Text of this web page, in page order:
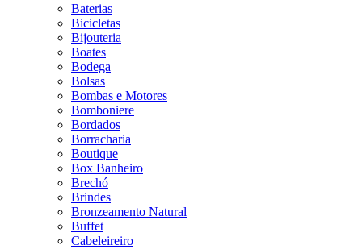
Baterias
Bicicletas
Bijouteria
Boates
Bodega
Bolsas
Bombas e Motores
Bomboniere
Bordados
Borracharia
Boutique
Box Banheiro
Brechó
Brindes
Bronzeamento Natural
Buffet
Cabeleireiro